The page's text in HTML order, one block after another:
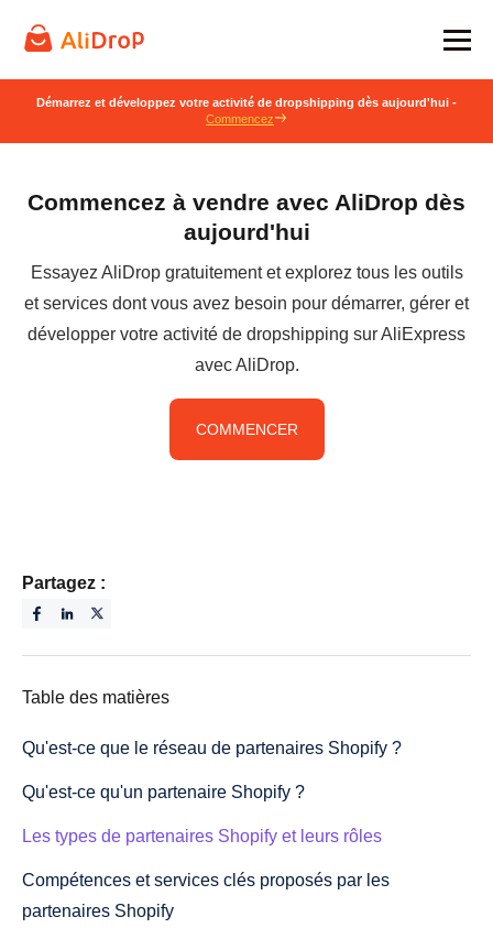
Démarrez et développez votre activité de dropshipping dès aujourd'hui -
Commencez
Commencez à vendre avec AliDrop dès
aujourd'hui
Essayez AliDrop gratuitement et explorez tous les outils
et services dont vous avez besoin pour démarrer, gérer et
développer votre activité de dropshipping sur AliExpress
avec AliDrop.
COMMENCER
Partagez :
Table des matières
Qu'est-ce que le réseau de partenaires Shopify ?
Qu'est-ce qu'un partenaire Shopify ?
Les types de partenaires Shopify et leurs rôles
Compétences et services clés proposés par les
partenaires Shopify